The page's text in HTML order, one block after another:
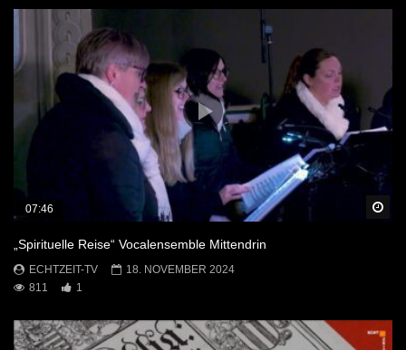
07:46
„Spirituelle Reise“ Vocalensemble Mittendrin
ECHTZEIT-TV
18. NOVEMBER 2024
811
1